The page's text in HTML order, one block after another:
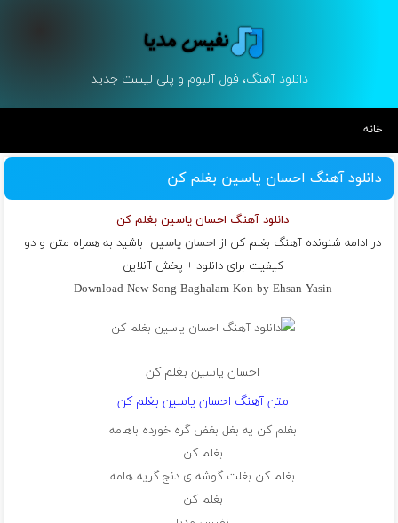
دانلود آهنگ، فول آلبوم و پلی لیست جدید
خانه
دانلود آهنگ احسان یاسین بغلم کن
دانلود آهنگ احسان یاسین بغلم کن
در ادامه شنونده آهنگ بغلم کن از احسان یاسین باشید به همراه متن و دو
کیفیت برای دانلود + پخش آنلاین
Download New Song Baghalam Kon by Ehsan Yasin
احسان یاسین بغلم کن
متن آهنگ احسان یاسین بغلم کن
بغلم کن یه بغل بغض گره خورده باهامه
بغلم کن
بغلم کن بغلت گوشه ی دنج گریه هامه
بغلم کن